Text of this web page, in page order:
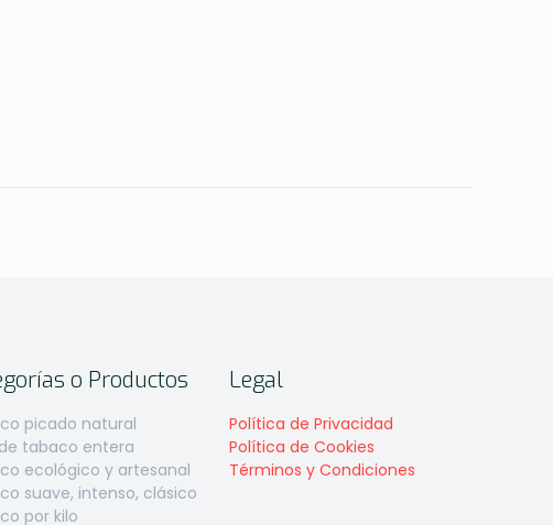
o Productos
picado natural
tabaco entera
ecológico y artesanal
suave, intenso, clásico
por kilo
Legal
Política de Privacidad
Política de Cookies
Términos y Condiciones